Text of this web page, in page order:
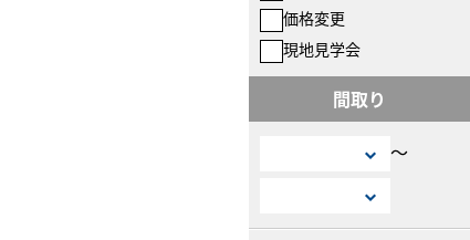
価格変更
現地見学会
間取り
〜